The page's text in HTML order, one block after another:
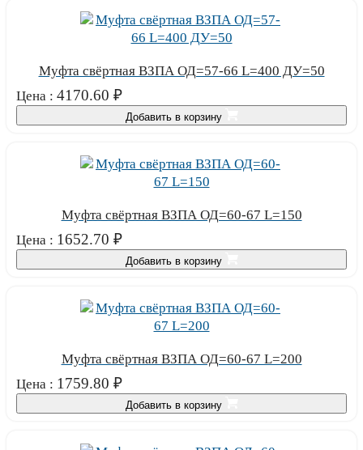
Муфта свёртная ВЗПА ОД=57-66 L=400 ДУ=50
Цена : 4170.60 ₽
Добавить в корзину
Муфта свёртная ВЗПА ОД=60-67 L=150
Цена : 1652.70 ₽
Добавить в корзину
Муфта свёртная ВЗПА ОД=60-67 L=200
Цена : 1759.80 ₽
Добавить в корзину